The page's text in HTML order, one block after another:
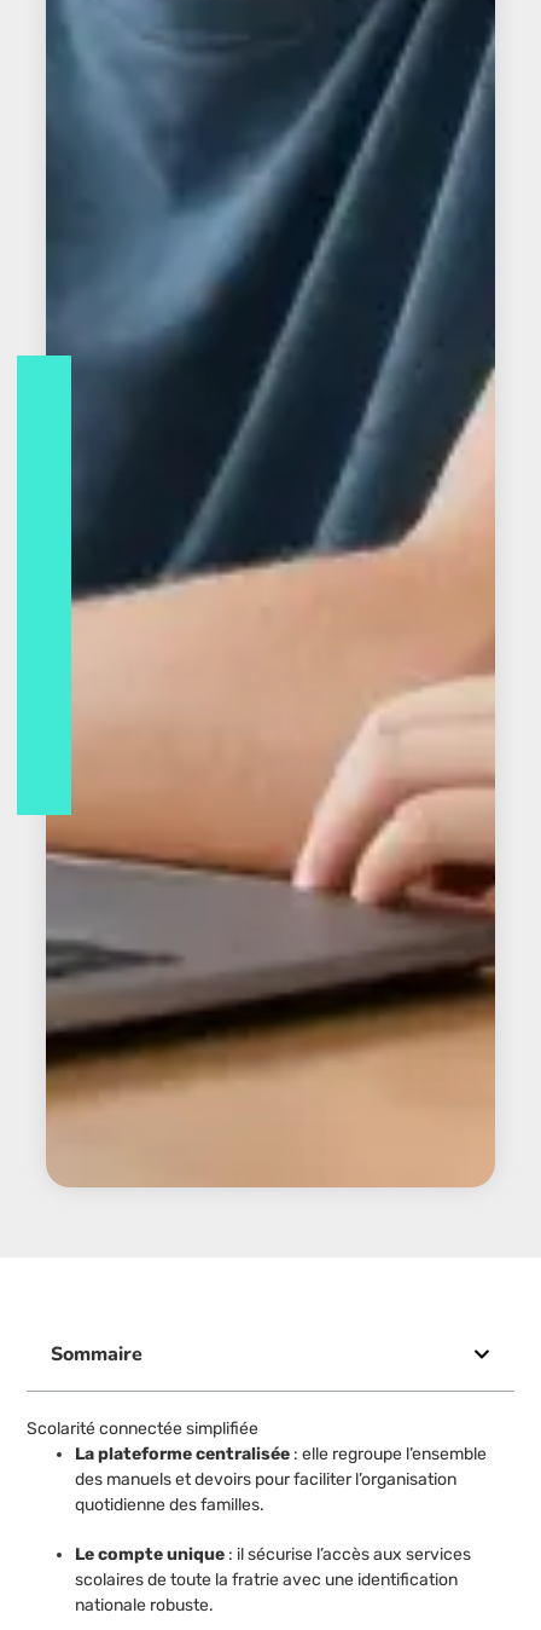
Sommaire
Scolarité connectée simplifiée
La plateforme centralisée : elle regroupe l’ensemble
des manuels et devoirs pour faciliter l’organisation
quotidienne des familles.
Le compte unique : il sécurise l’accès aux services
scolaires de toute la fratrie avec une identification
nationale robuste.